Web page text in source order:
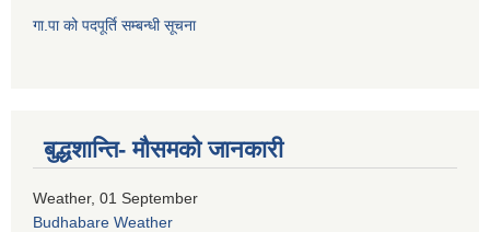
गा.पा को पदपूर्ति सम्बन्धी सूचना
बुद्धशान्ति- मौसमको जानकारी
Weather, 01 September
Budhabare Weather